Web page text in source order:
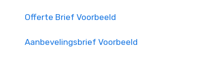
Offerte Brief Voorbeeld
Aanbevelingsbrief Voorbeeld